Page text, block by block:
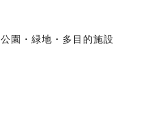
公園・緑地・多目的施設